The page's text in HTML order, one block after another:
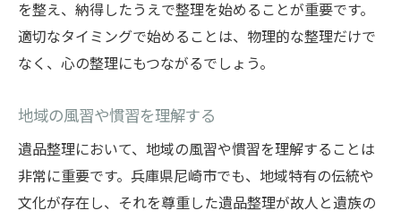
遺品と向き合う時間の大切さ
家族で分かち合う思い出の価値
思い出を形に残すプロジェクト
遺品整理における家族の絆を深める方法
を整え、納得したうえで整理を始めることが重要です。
適切なタイミングで始めることは、物理的な整理だけで
なく、心の整理にもつながるでしょう。
地域の風習や慣習を理解する
遺品整理において、地域の風習や慣習を理解することは
非常に重要です。兵庫県尼崎市でも、地域特有の伝統や
文化が存在し、それを尊重した遺品整理が故人と遺族の